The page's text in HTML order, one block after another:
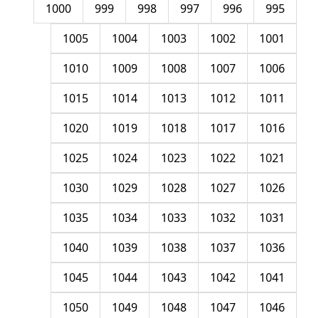
995
996
997
998
999
1000
1001
1002
1003
1004
1005
1006
1007
1008
1009
1010
1011
1012
1013
1014
1015
1016
1017
1018
1019
1020
1021
1022
1023
1024
1025
1026
1027
1028
1029
1030
1031
1032
1033
1034
1035
1036
1037
1038
1039
1040
1041
1042
1043
1044
1045
1046
1047
1048
1049
1050